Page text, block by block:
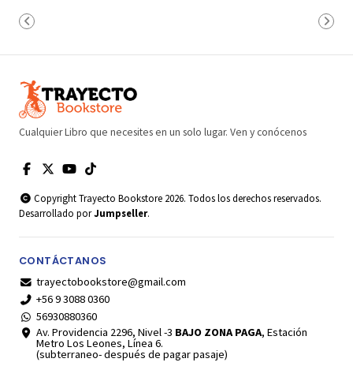
Cualquier Libro que necesites en un solo lugar. Ven y conócenos
Copyright Trayecto Bookstore 2026. Todos los derechos reservados.
Desarrollado porJumpseller.
CONTÁCTANOS
trayectobookstore@gmail.com
+56 9 3088 0360
56930880360
Av. Providencia 2296, Nivel -3 BAJO ZONA PAGA, Estación
Metro Los Leones, Línea 6.
(subterraneo- después de pagar pasaje)